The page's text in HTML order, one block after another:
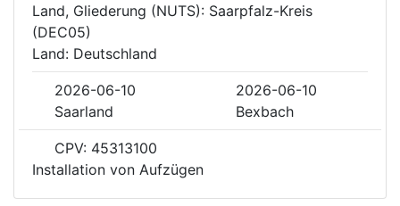
Land, Gliederung (NUTS): Saarpfalz-Kreis
(DEC05)
Land: Deutschland
2026-06-10
2026-06-10
Saarland
Bexbach
CPV: 45313100
Installation von Aufzügen